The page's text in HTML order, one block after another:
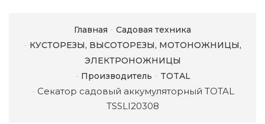
Главная
Садовая техника
КУСТОРЕЗЫ, ВЫСОТОРЕЗЫ, МОТОНОЖНИЦЫ,
ЭЛЕКТРОНОЖНИЦЫ
Производитель
TOTAL
Секатор садовый аккумуляторный TOTAL
TSSLI20308